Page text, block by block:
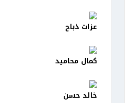
عزات ذباح
كمال محاميد
خالد حسن